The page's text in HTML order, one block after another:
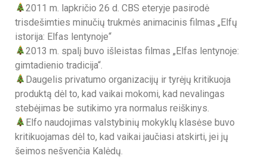
2011 m. lapkričio 26 d. CBS eteryje pasirodė
trisdešimties minučių trukmės animacinis filmas „Elfų
istorija: Elfas lentynoje“
2013 m. spalį buvo išleistas filmas „Elfas lentynoje:
gimtadienio tradicija“.
Daugelis privatumo organizacijų ir tyrėjų kritikuoja
produktą dėl to, kad vaikai mokomi, kad nevalingas
stebėjimas be sutikimo yra normalus reiškinys.
Elfo naudojimas valstybinių mokyklų klasėse buvo
kritikuojamas dėl to, kad vaikai jaučiasi atskirti, jei jų
šeimos nešvenčia Kalėdų.